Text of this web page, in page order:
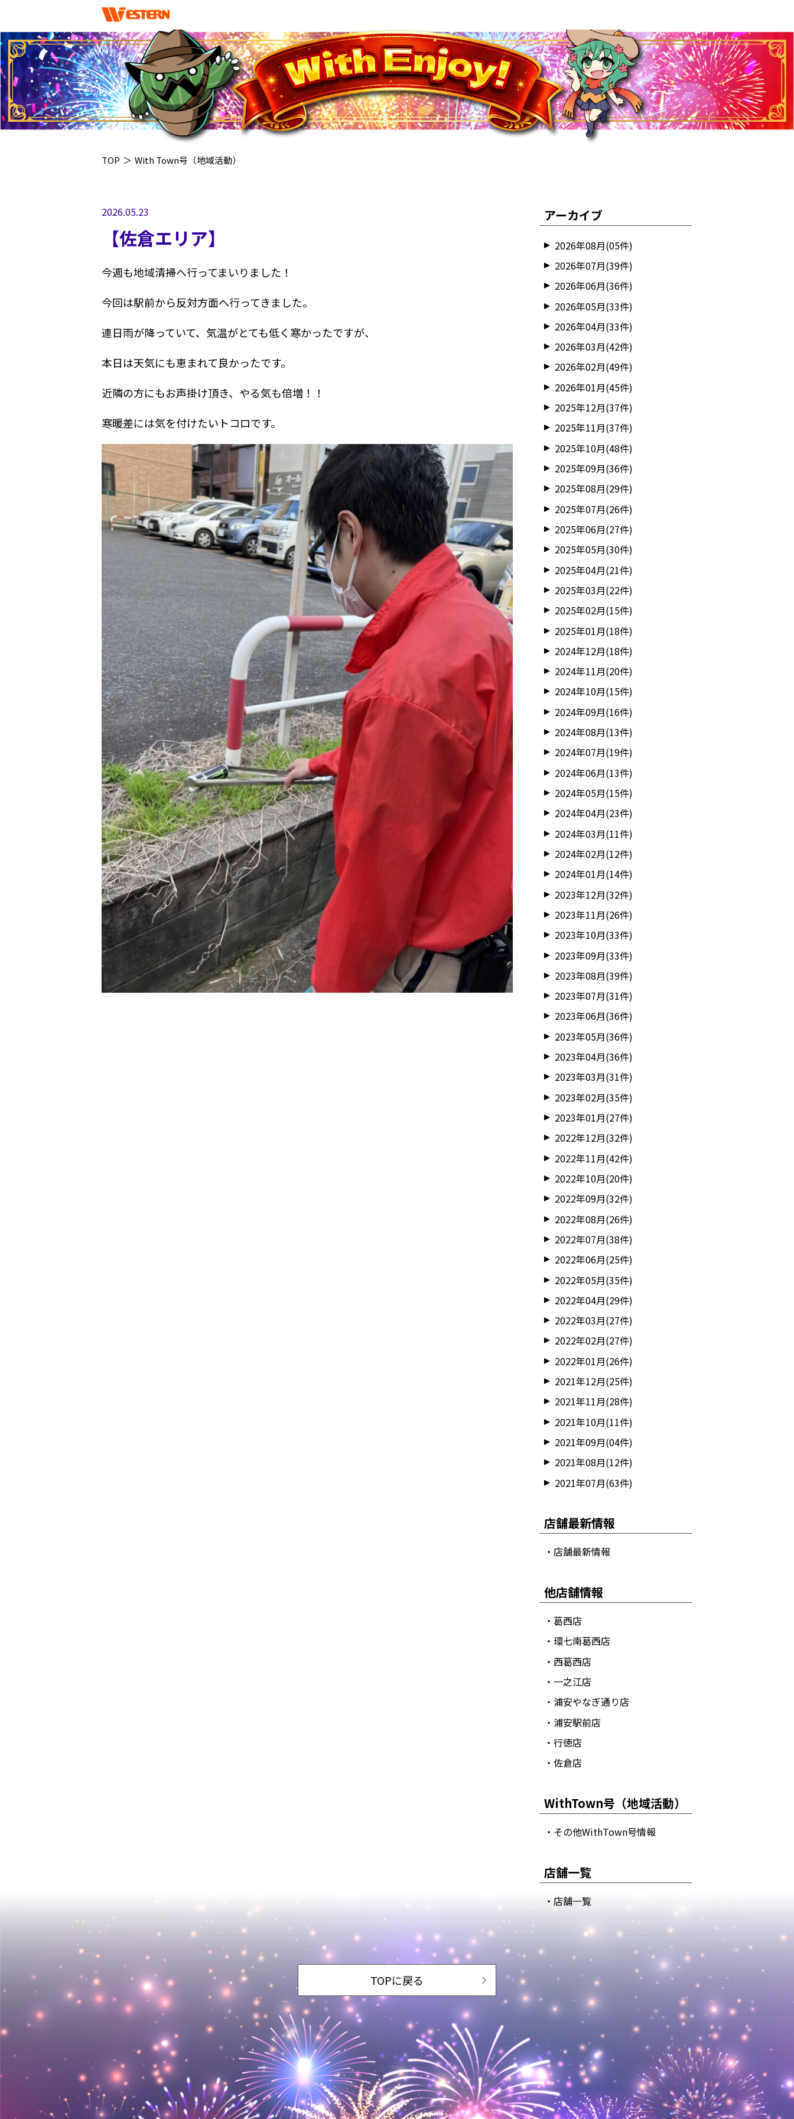
TOP ＞ With Town号（地域活動）
2026.05.23
【佐倉エリア】
今週も地域清掃へ行ってまいりました！
今回は駅前から反対方面へ行ってきました。
連日雨が降っていて、気温がとても低く寒かったですが、
本日は天気にも恵まれて良かったです。
近隣の方にもお声掛け頂き、やる気も倍増！！
寒暖差には気を付けたいトコロです。
アーカイブ
2026年08月(05件)
2026年07月(39件)
2026年06月(36件)
2026年05月(33件)
2026年04月(33件)
2026年03月(42件)
2026年02月(49件)
2026年01月(45件)
2025年12月(37件)
2025年11月(37件)
2025年10月(48件)
2025年09月(36件)
2025年08月(29件)
2025年07月(26件)
2025年06月(27件)
2025年05月(30件)
2025年04月(21件)
2025年03月(22件)
2025年02月(15件)
2025年01月(18件)
2024年12月(18件)
2024年11月(20件)
2024年10月(15件)
2024年09月(16件)
2024年08月(13件)
2024年07月(19件)
2024年06月(13件)
2024年05月(15件)
2024年04月(23件)
2024年03月(11件)
2024年02月(12件)
2024年01月(14件)
2023年12月(32件)
2023年11月(26件)
2023年10月(33件)
2023年09月(33件)
2023年08月(39件)
2023年07月(31件)
2023年06月(36件)
2023年05月(36件)
2023年04月(36件)
2023年03月(31件)
2023年02月(35件)
2023年01月(27件)
2022年12月(32件)
2022年11月(42件)
2022年10月(20件)
2022年09月(32件)
2022年08月(26件)
2022年07月(38件)
2022年06月(25件)
2022年05月(35件)
2022年04月(29件)
2022年03月(27件)
2022年02月(27件)
2022年01月(26件)
2021年12月(25件)
2021年11月(28件)
2021年10月(11件)
2021年09月(04件)
2021年08月(12件)
2021年07月(63件)
店舗最新情報
・店舗最新情報
他店舗情報
・葛西店
・環七南葛西店
・西葛西店
・一之江店
・浦安やなぎ通り店
・浦安駅前店
・行徳店
・佐倉店
WithTown号（地域活動）
・その他WithTown号情報
店舗一覧
・店舗一覧
TOPに戻る